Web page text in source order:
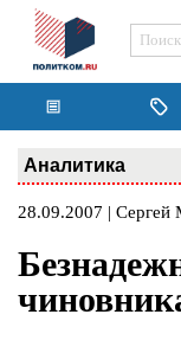
Аналитика
28.09.2007 | Сергей